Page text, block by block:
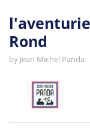
Rond
by Jean Michel Panda